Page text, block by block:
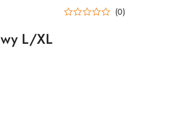
(0)
L/XL